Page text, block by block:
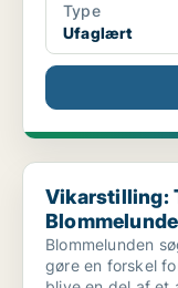
Type
Ufaglært
Vikarstilling:
Vikarstilling:
Blommelunden
gøre en forskel